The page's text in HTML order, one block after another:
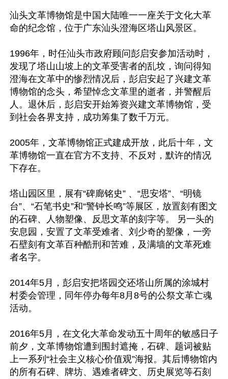
汕头文革博物馆是中国大陆唯一一座关于文化大革
命的纪念馆，位于广东汕头澄海区塔山风景区。
1996年，时任汕头市政府顾问彭启安参加活动时，
发现了塔山山坡上的文革受害者的乱坟，询问得知
澄海在文革中的惨烈情况后，彭启安起了兴建文革
博物馆的念头，希望悼念文革里的逝者，并警醒后
人。退休后，彭启安开始筹资兴建文革博物馆，受
到社会各界支持，成功筹集了数千万元。
2005年，文革博物馆正式建成开放，此后十年，文
革博物馆一直在官方不支持、不反对，默许的情况
下存在。
塔山园区里，展有“碑廊铭史” 、“思安塔”、“明镜
台”、“石笔书史”和“警钟长鸣”等展区，放置刻有图文
的石碑、人物塑像、反思文革的刻字等。 另一头的
安息园，安置了文革受难者、刘少奇的塑像，一旁
石壁刻有文革百种酷刑和苦难，及满墙的文革死难
者名字。
2014年5月，彭启安把塔园交还塔山所属的涂城村
村委会管理，同年停办每年8月8号的公祭文革亡魂
活动。
2016年5月，在文化大革命发动五十周年的敏感日子
前夕，文革博物馆遭到围封遮掩，石碑、题词被贴
上一系列“社会主义核心价值观”海报。其后博物馆内
的所有石碑、牌坊、遇难者碑文、历史展览等石刻